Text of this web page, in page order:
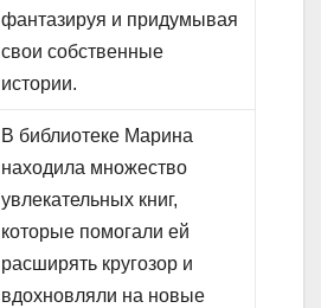
фантазируя и придумывая
свои собственные
истории.
В библиотеке Марина
находила множество
увлекательных книг,
которые помогали ей
расширять кругозор и
вдохновляли на новые